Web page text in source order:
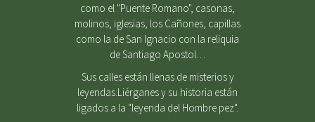
como el "Puente Romano", casonas,
molinos, iglesias, los Cañones, capillas
como la de San Ignacio con la reliquia
de Santiago Apostol…
Sus calles están llenas de misterios y
leyendas.Liérganes y su historia están
ligados a la "leyenda del Hombre pez".